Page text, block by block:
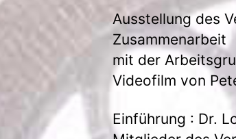
Ausstellung des
Zusammenarbeit
mit der
Videofilm von
Einführung : Dr.